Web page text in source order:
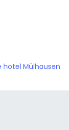
hotel Mülhausen